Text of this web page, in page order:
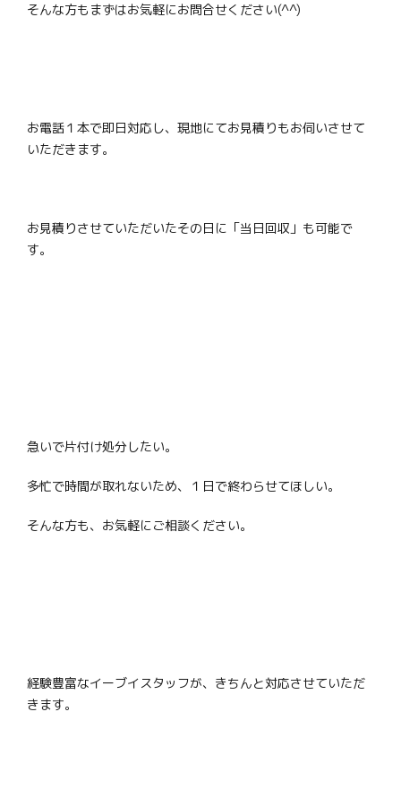
そんな方もまずはお気軽にお問合せください(^^)
お電話１本で即日対応し、現地にてお見積りもお伺いさせて
いただきます。
お見積りさせていただいたその日に「当日回収」も可能で
す。
急いで片付け処分したい。
多忙で時間が取れないため、１日で終わらせてほしい。
そんな方も、お気軽にご相談ください。
経験豊富なイーブイスタッフが、きちんと対応させていただ
きます。